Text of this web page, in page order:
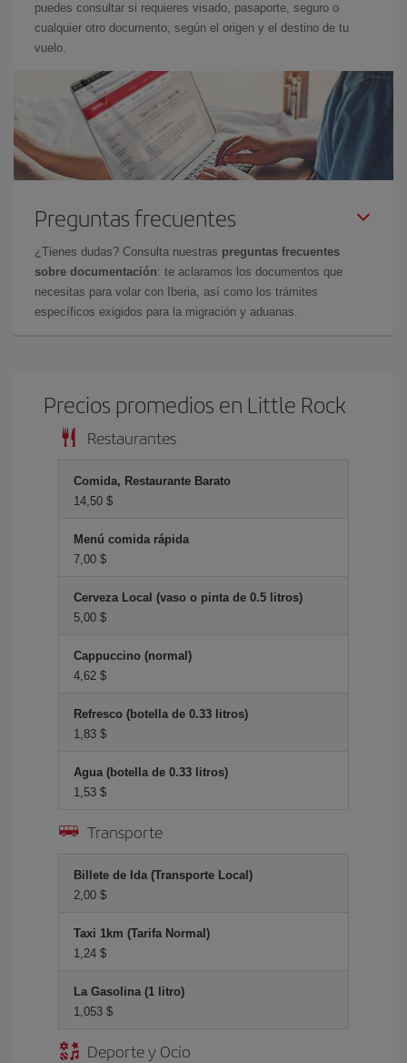
puedes consultar si requieres visado, pasaporte, seguro o
cualquier otro documento, según el origen y el destino de tu
vuelo.
Preguntas frecuentes
¿Tienes dudas? Consulta nuestras preguntas frecuentes
sobre documentación: te aclaramos los documentos que
necesitas para volar con Iberia, así como los trámites
específicos exigidos para la migración y aduanas.
Precios promedios en Little Rock
Restaurantes
Comida, Restaurante Barato
14,50 $
Menú comida rápida
7,00 $
Cerveza Local (vaso o pinta de 0.5 litros)
5,00 $
Cappuccino (normal)
4,62 $
Refresco (botella de 0.33 litros)
1,83 $
Agua (botella de 0.33 litros)
1,53 $
Transporte
Billete de Ida (Transporte Local)
2,00 $
Taxi 1km (Tarifa Normal)
1,24 $
La Gasolina (1 litro)
1,053 $
Deporte y Ocio